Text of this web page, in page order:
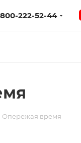
222-52-44
Опережая время